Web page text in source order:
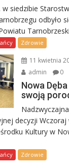
siedzibie
odbyło
Zdrowie
11 kwietnia
admin
0
Nowa
swoją
decyzji Wczoraj
Kultury w
Zdrowie